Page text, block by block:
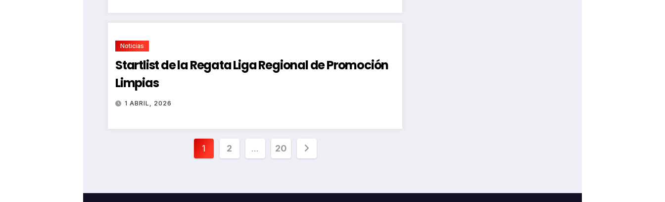
Noticias
Startlist de la Regata Liga Regional de Promoción
Limpias
1 ABRIL, 2026
Paginación
entradas
1 2 … 20